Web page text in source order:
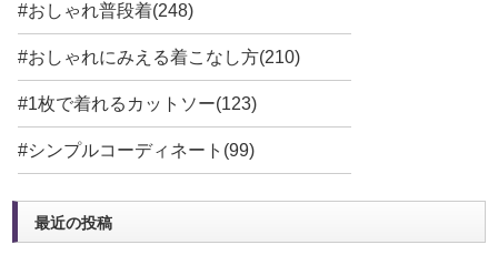
#おしゃれ普段着(248)
#おしゃれにみえる着こなし方(210)
#1枚で着れるカットソー(123)
#シンプルコーディネート(99)
最近の投稿